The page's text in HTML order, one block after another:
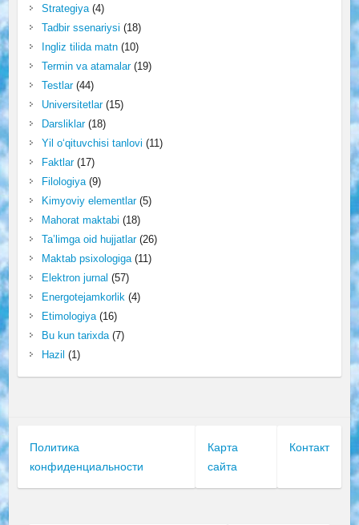
Strategiya(4)
Tadbir ssenariysi (18)
Ingliz tilida matn(10)
Termin va atamalar(19)
Testlar(44)
Universitetlar(15)
Darsliklar(18)
Yil o‘qituvchisi tanlovi (11)
Faktlar(17)
Filologiya(9)
Kimyoviy elementlar(5)
Mahorat maktabi (18)
Ta’limga oid hujjatlar(26)
Maktab psixologiga(11)
Elektron jurnal (57)
Energotejamkorlik (4)
Etimologiya(16)
Bu kun tarixda(7)
Hazil (1)
Политика
конфиденциальности
Карта
сайта
Контакт